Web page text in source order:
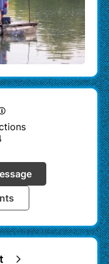
Renzo
Renzo
/ création Voël